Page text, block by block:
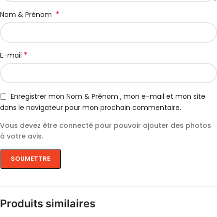
Nom & Prénom *
E-mail *
Enregistrer mon Nom & Prénom , mon e-mail et mon site
dans le navigateur pour mon prochain commentaire.
Vous devez être connecté pour pouvoir ajouter des photos
à votre avis.
Produits similaires